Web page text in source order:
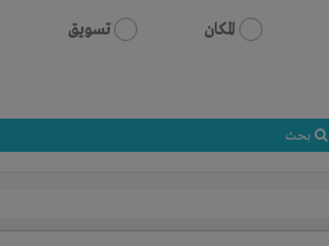
المكان
تسويق
بحث